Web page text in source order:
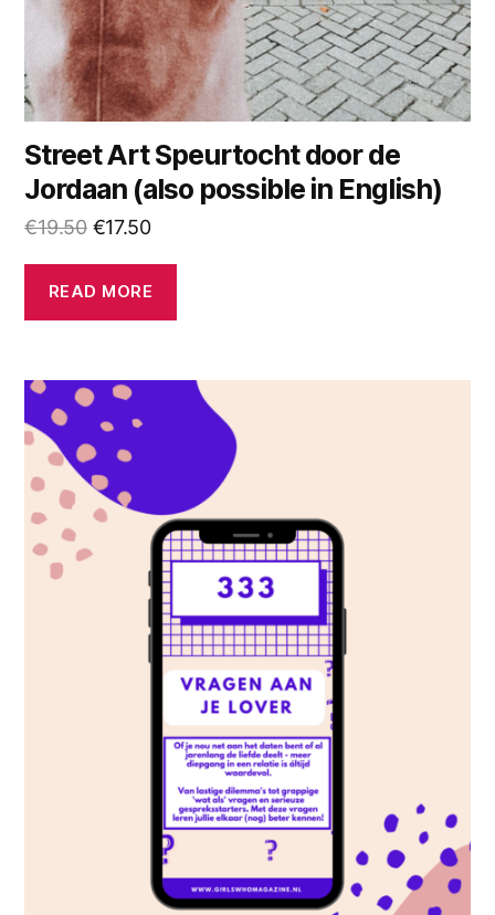
Street Art Speurtocht door de
Jordaan (also possible in English)
€19.50 €17.50
READ MORE